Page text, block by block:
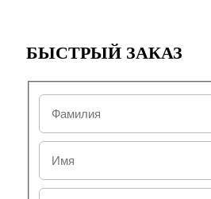
БЫСТРЫЙ ЗАКАЗ